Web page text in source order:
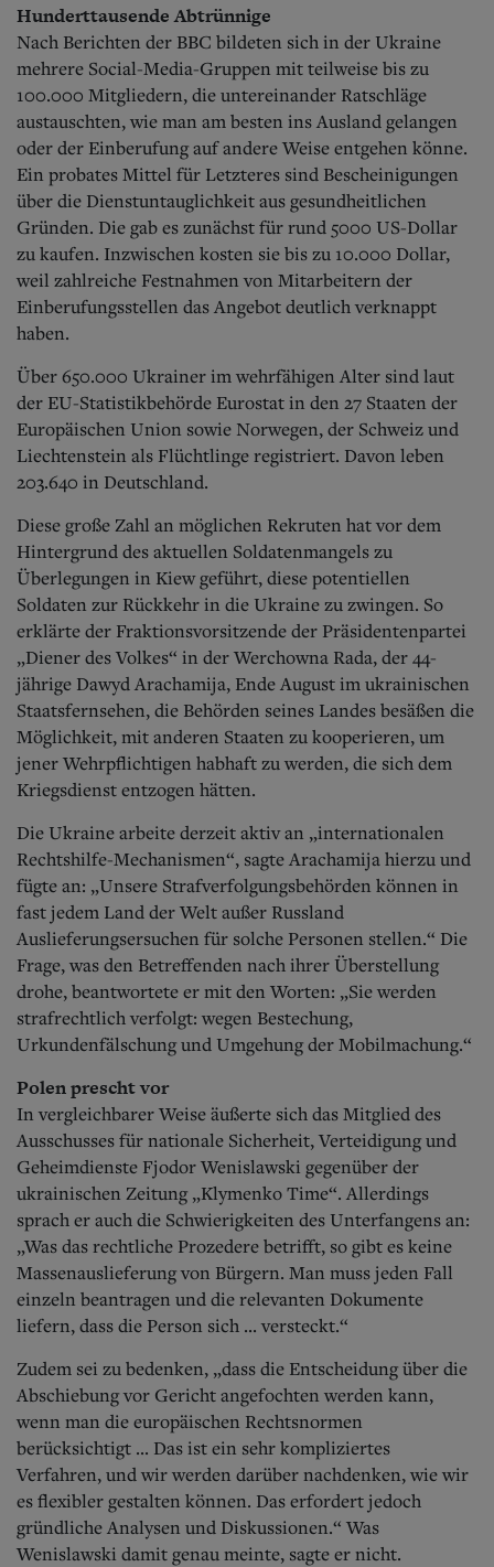
Hunderttausende Abtrünnige
Nach Berichten der BBC bildeten sich in der Ukraine
mehrere Social-Media-Gruppen mit teilweise bis zu
100.000 Mitgliedern, die untereinander Ratschläge
austauschten, wie man am besten ins Ausland gelangen
oder der Einberufung auf andere Weise entgehen könne.
Ein probates Mittel für Letzteres sind Bescheinigungen
über die Dienstuntauglichkeit aus gesundheitlichen
Gründen. Die gab es zunächst für rund 5000 US-Dollar
zu kaufen. Inzwischen kosten sie bis zu 10.000 Dollar,
weil zahlreiche Festnahmen von Mitarbeitern der
Einberufungsstellen das Angebot deutlich verknappt
haben.
Über 650.000 Ukrainer im wehrfähigen Alter sind laut
der EU-Statistikbehörde Eurostat in den 27 Staaten der
Europäischen Union sowie Norwegen, der Schweiz und
Liechtenstein als Flüchtlinge registriert. Davon leben
203.640 in Deutschland.
Diese große Zahl an möglichen Rekruten hat vor dem
Hintergrund des aktuellen Soldatenmangels zu
Überlegungen in Kiew geführt, diese potentiellen
Soldaten zur Rückkehr in die Ukraine zu zwingen. So
erklärte der Fraktionsvorsitzende der Präsidentenpartei
„Diener des Volkes“ in der Werchowna Rada, der 44-
jährige Dawyd Arachamija, Ende August im ukrainischen
Staatsfernsehen, die Behörden seines Landes besäßen die
Möglichkeit, mit anderen Staaten zu kooperieren, um
jener Wehrpflichtigen habhaft zu werden, die sich dem
Kriegsdienst entzogen hätten.
Die Ukraine arbeite derzeit aktiv an „internationalen
Rechtshilfe-Mechanismen“, sagte Arachamija hierzu und
fügte an: „Unsere Strafverfolgungsbehörden können in
fast jedem Land der Welt außer Russland
Auslieferungsersuchen für solche Personen stellen.“ Die
Frage, was den Betreffenden nach ihrer Überstellung
drohe, beantwortete er mit den Worten: „Sie werden
strafrechtlich verfolgt: wegen Bestechung,
Urkundenfälschung und Umgehung der Mobilmachung.“
Polen prescht vor
In vergleichbarer Weise äußerte sich das Mitglied des
Ausschusses für nationale Sicherheit, Verteidigung und
Geheimdienste Fjodor Wenislawski gegenüber der
ukrainischen Zeitung „Klymenko Time“. Allerdings
sprach er auch die Schwierigkeiten des Unterfangens an:
„Was das rechtliche Prozedere betrifft, so gibt es keine
Massenauslieferung von Bürgern. Man muss jeden Fall
einzeln beantragen und die relevanten Dokumente
liefern, dass die Person sich ... versteckt.“
Zudem sei zu bedenken, „dass die Entscheidung über die
Abschiebung vor Gericht angefochten werden kann,
wenn man die europäischen Rechtsnormen
berücksichtigt ... Das ist ein sehr kompliziertes
Verfahren, und wir werden darüber nachdenken, wie wir
es flexibler gestalten können. Das erfordert jedoch
gründliche Analysen und Diskussionen.“ Was
Wenislawski damit genau meinte, sagte er nicht.